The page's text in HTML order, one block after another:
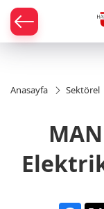
Anasayfa Sektörel